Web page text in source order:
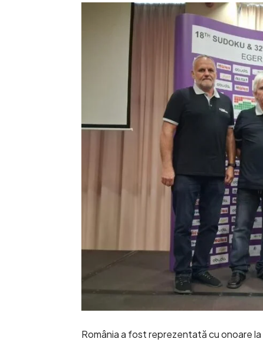
România a fost reprezentată cu onoare la